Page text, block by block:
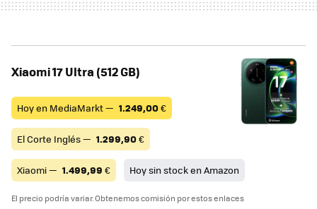
Xiaomi 17 Ultra (512 GB)
Hoy en MediaMarkt — 1.249,00€
El Corte Inglés — 1.299,90€
Xiaomi — 1.499,99 € Hoy sin stock en Amazon
El precio podría variar. Obtenemos comisión por estos enlaces